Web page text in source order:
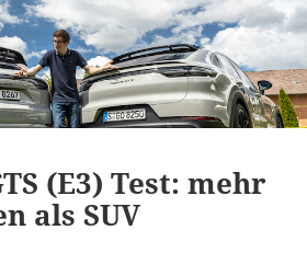
(E3) Test: mehr
als SUV